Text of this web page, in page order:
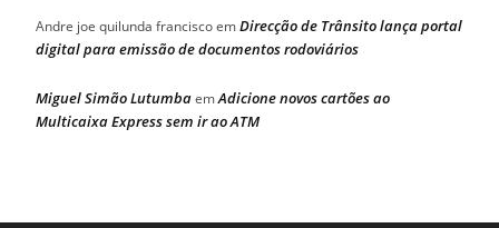
Andre joe quilunda franciscoemDirecção de Trânsito lança portal
digital para emissão de documentos rodoviários
Miguel Simão LutumbaemAdicione novos cartões ao
Multicaixa Express sem ir ao ATM